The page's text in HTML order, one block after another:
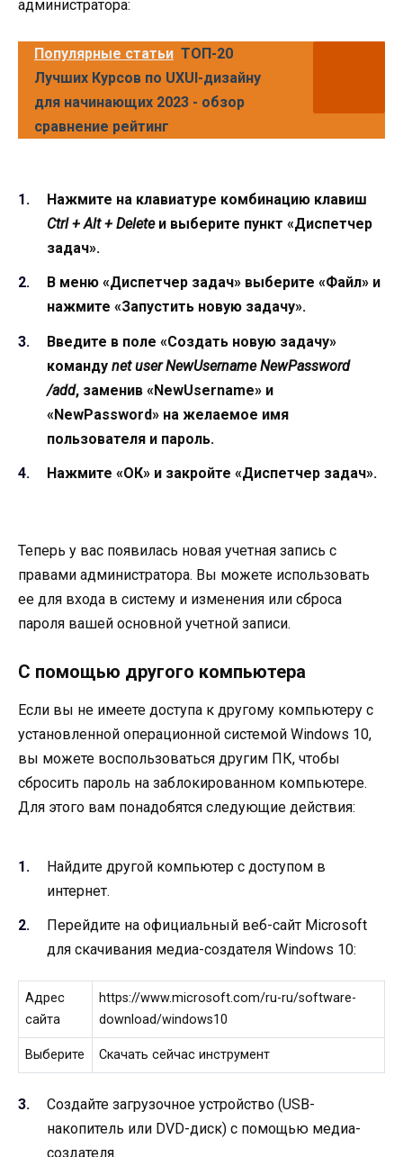
администратора:
Популярные статьи ТОП-20
Лучших Курсов по UXUI-дизайну
для начинающих 2023 - обзор
сравнение рейтинг
Нажмите на клавиатуре комбинацию клавиш
Ctrl + Alt + Deleteи выберите пункт «Диспетчер
задач».
В меню «Диспетчер задач» выберите «Файл» и
нажмите «Запустить новую задачу».
Введите в поле «Создать новую задачу»
команду net user NewUsername NewPassword
/add, заменив «NewUsername» и
«NewPassword» на желаемое имя
пользователя и пароль.
Нажмите «ОК» и закройте «Диспетчер задач».
Теперь у вас появилась новая учетная запись с
правами администратора. Вы можете использовать
ее для входа в систему и изменения или сброса
пароля вашей основной учетной записи.
С помощью другого компьютера
Если вы не имеете доступа к другому компьютеру с
установленной операционной системой Windows 10,
вы можете воспользоваться другим ПК, чтобы
сбросить пароль на заблокированном компьютере.
Для этого вам понадобятся следующие действия:
Найдите другой компьютер с доступом в
интернет.
Перейдите на официальный веб-сайт Microsoft
для скачивания медиа-создателя Windows 10:
Адрес
сайта
https://www.microsoft.com/ru-ru/software-
download/windows10
Выберите Скачать сейчас инструмент
Создайте загрузочное устройство (USB-
накопитель или DVD-диск) с помощью медиа-
создателя.